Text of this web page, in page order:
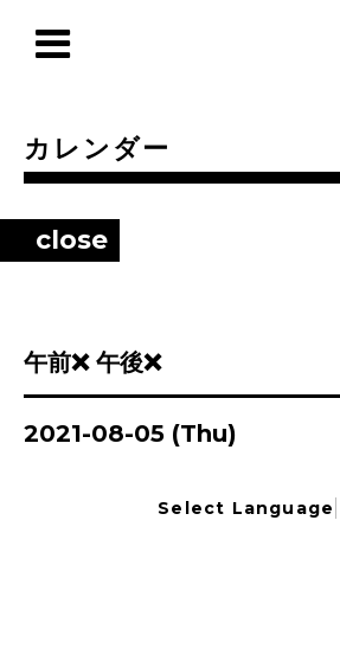
カレンダー
close
午前❌ 午後❌
2021-08-05 (Thu)
Select Language